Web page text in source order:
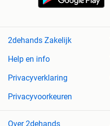
2dehands Zakelijk
Help en info
Privacyverklaring
Privacyvoorkeuren
Over 2dehands